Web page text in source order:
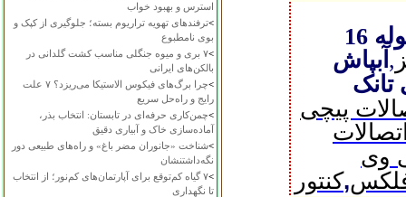
استرس و بهبود خواب
>ترفندهای تهویه تراریوم بسته؛ جلوگیری از کپک و
بوی نامطبوع
>
۷ بری و میوه جنگلی مناسب کشت گلدانی در
بالکن‌های ایرانی
>
چرا برگ‌های فیکوس الاستیکا می‌ریزد؟ ۷ علت
رایج و راه‌حل سریع
>چمن‌کاری حرفه‌ای در تابستان: انتخاب بذر،
آماده‌سازی خاک و آبیاری دقیق
>شناخت «جانوران مضر باغ» و راه‌های طبیعی دور
نگه‌داشتنشان
>
۷ گیاه کم‌توقع برای آپارتمان‌های کم‌نور؛ از انتخاب
تا نگهداری
فروش لوله 16
, آبپاش
تانک
پیچی
وی
,کنتور